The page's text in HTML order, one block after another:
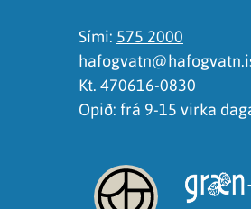
Sími: 575 2000
Kt. 470616-0830
Opið: frá 9-15 virka